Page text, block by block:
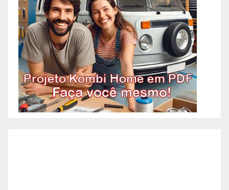
pensando em reformar ou pintar
a fachada da sua empresa,
condomínio ou